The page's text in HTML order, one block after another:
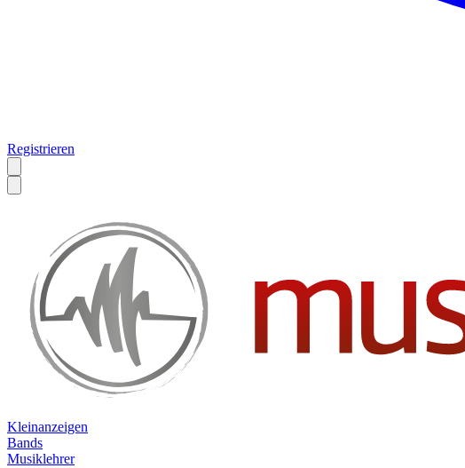
Registrieren
Kleinanzeigen
Bands
Musiklehrer